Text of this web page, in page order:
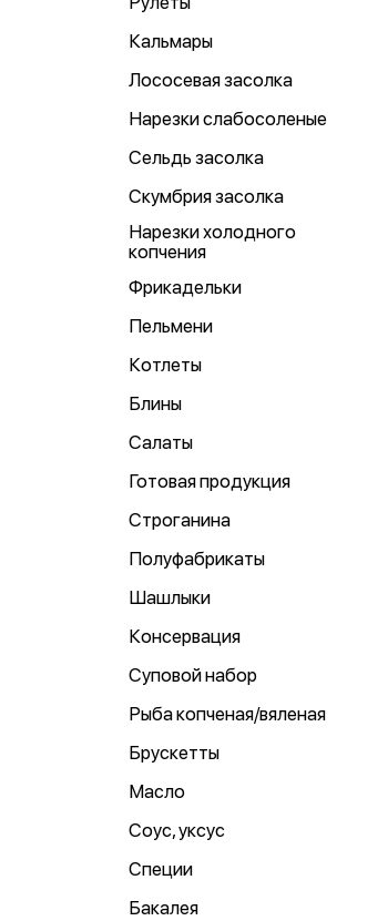
Кальмары
Лососевая засолка
Нарезки слабосоленые
Сельдь засолка
Скумбрия засолка
Нарезки холодного
копчения
Фрикадельки
Пельмени
Котлеты
Блины
Салаты
Готовая продукция
Строганина
Полуфабрикаты
Шашлыки
Консервация
Суповой набор
Рыба копченая/вяленая
Брускетты
Масло
Соус, уксус
Специи
Бакалея